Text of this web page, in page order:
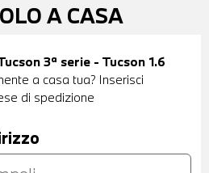
A CASA
3ª serie - Tucson 1.6
a casa tua? Inserisci
di spedizione